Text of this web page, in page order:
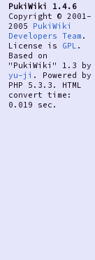
PukiWiki 1.4.6
Copyright © 2001-
2005 PukiWiki
Developers Team .
License is GPL .
Based on
"PukiWiki" 1.3 by
yu-ji . Powered by
PHP 5.3.3. HTML
convert time:
0.019 sec.